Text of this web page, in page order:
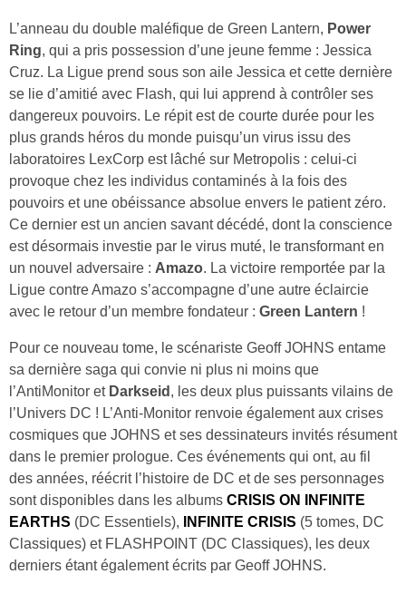
L’anneau du double maléfique de Green Lantern, Power
Ring, qui a pris possession d’une jeune femme : Jessica
Cruz. La Ligue prend sous son aile Jessica et cette dernière
se lie d’amitié avec Flash, qui lui apprend à contrôler ses
dangereux pouvoirs. Le répit est de courte durée pour les
plus grands héros du monde puisqu’un virus issu des
laboratoires LexCorp est lâché sur Metropolis : celui-ci
provoque chez les individus contaminés à la fois des
pouvoirs et une obéissance absolue envers le patient zéro.
Ce dernier est un ancien savant décédé, dont la conscience
est désormais investie par le virus muté, le transformant en
un nouvel adversaire : Amazo. La victoire remportée par la
Ligue contre Amazo s’accompagne d’une autre éclaircie
avec le retour d’un membre fondateur : Green Lantern !
Pour ce nouveau tome, le scénariste Geoff JOHNS entame
sa dernière saga qui convie ni plus ni moins que
l’AntiMonitor et Darkseid , les deux plus puissants vilains de
l’Univers DC ! L’Anti-Monitor renvoie également aux crises
cosmiques que JOHNS et ses dessinateurs invités résument
dans le premier prologue. Ces événements qui ont, au fil
des années, réécrit l’histoire de DC et de ses personnages
sont disponibles dans les albums CRISIS ON INFINITE
EARTHS (DC Essentiels), INFINITE CRISIS (5 tomes, DC
Classiques) et FLASHPOINT (DC Classiques), les deux
derniers étant également écrits par Geoff JOHNS.